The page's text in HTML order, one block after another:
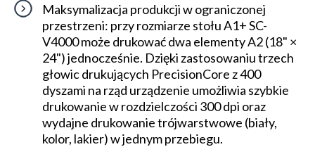
Maksymalizacja produkcji w ograniczonej
przestrzeni: przy rozmiarze stołu A1+ SC-
V4000 może drukować dwa elementy A2 (18" ×
24") jednocześnie. Dzięki zastosowaniu trzech
głowic drukujących PrecisionCore z 400
dyszami na rząd urządzenie umożliwia szybkie
drukowanie w rozdzielczości 300 dpi oraz
wydajne drukowanie trójwarstwowe (biały,
kolor, lakier) w jednym przebiegu.